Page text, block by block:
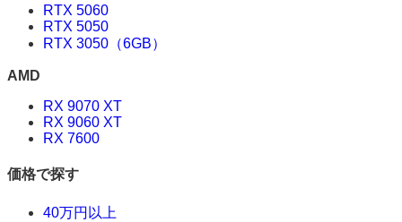
RTX 5060
RTX 5050
RTX 3050（6GB）
AMD
RX 9070 XT
RX 9060 XT
RX 7600
価格で探す
40万円以上